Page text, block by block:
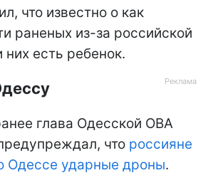
что известно о как
раненых из-за российской
них есть ребенок.
глава Одесской ОВА
что россияне
Одессе ударные дроны.